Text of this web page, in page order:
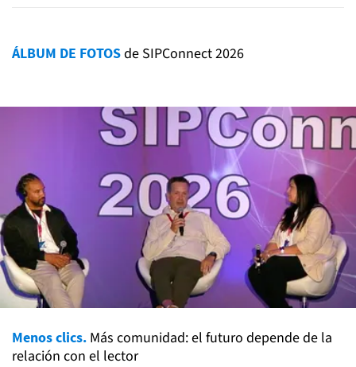
ÁLBUM DE FOTOSde SIPConnect 2026
Menos clics. Más comunidad: el futuro depende de la
relación con el lector